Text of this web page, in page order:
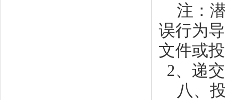
注：
误行为
文件或
2、递
八、